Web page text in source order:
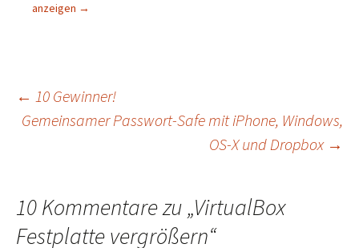
anzeigen →
Beitragsnavigation
← 10 Gewinner!
Gemeinsamer Passwort-Safe mit iPhone, Windows,
OS-X und Dropbox →
10 Kommentare zu „VirtualBox
Festplatte vergrößern“